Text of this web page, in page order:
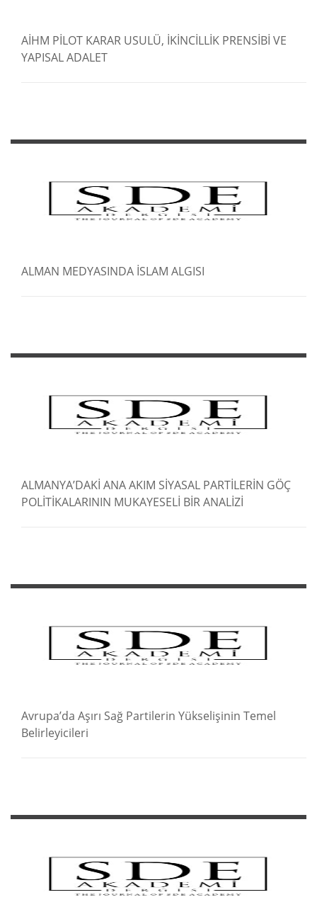
AİHM PİLOT KARAR USULÜ, İKİNCİLLİK PRENSİBİ VE
YAPISAL ADALET
ALMAN MEDYASINDA İSLAM ALGISI
ALMANYA’DAKİ ANA AKIM SİYASAL PARTİLERİN GÖÇ
POLİTİKALARININ MUKAYESELİ BİR ANALİZİ
Avrupa’da Aşırı Sağ Partilerin Yükselişinin Temel
Belirleyicileri